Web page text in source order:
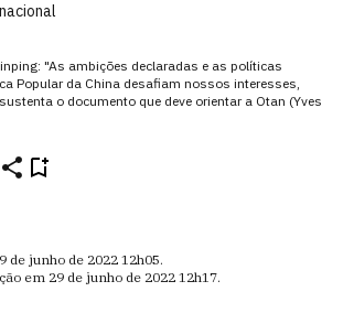
"As ambições declaradas e as políticas
Popular da China desafiam nossos interesses,
o documento que deve orientar a Otan (Yves
de junho de 2022 12h05.
em 29 de junho de 2022 12h17.